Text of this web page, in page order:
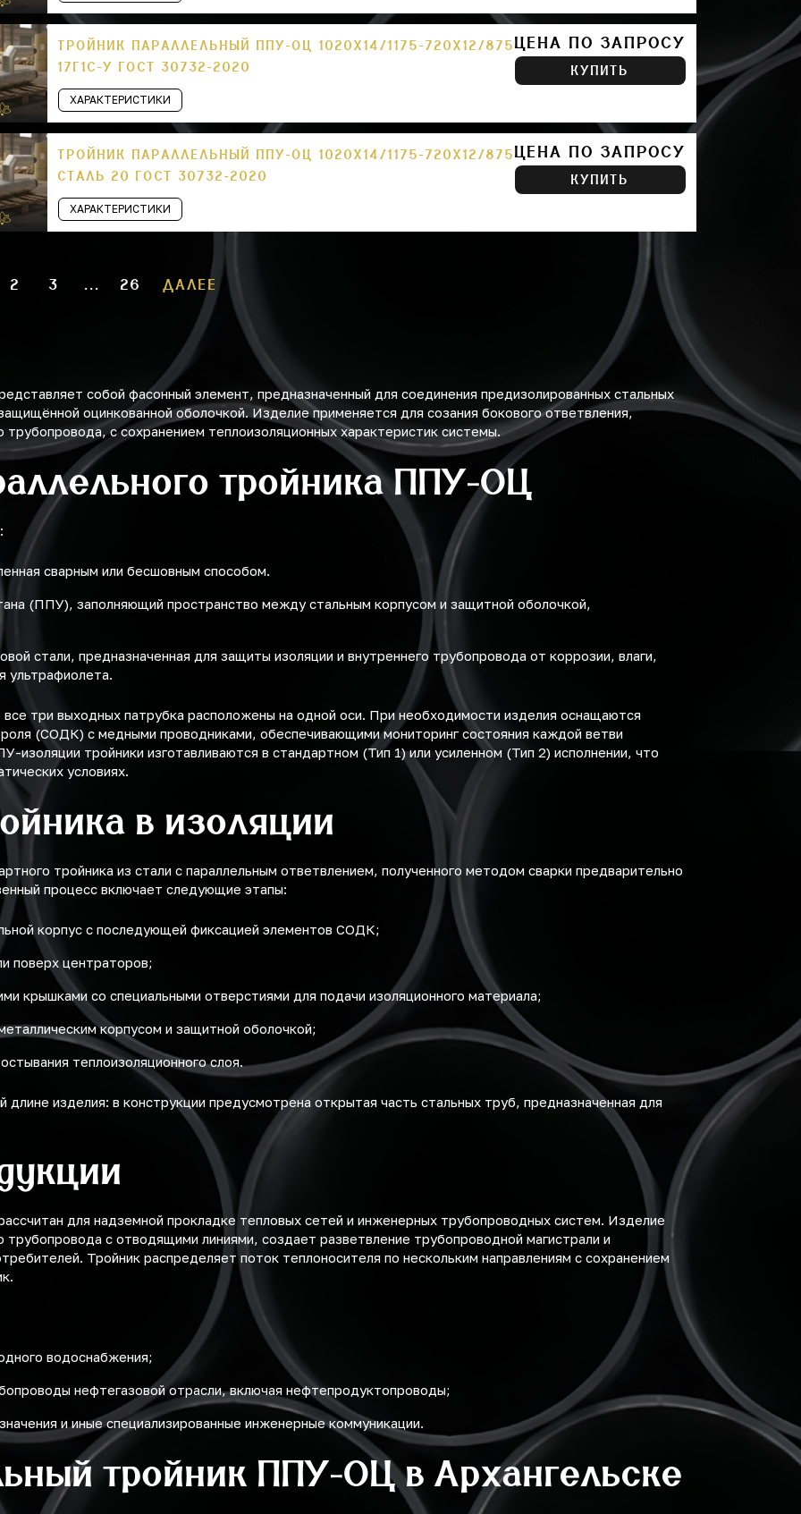
ТРОЙНИК ПАРАЛЛЕЛЬНЫЙ ППУ-ОЦ 1020Х14/1175-720Х12/875
17Г1С-У ГОСТ 30732-2020
ХАРАКТЕРИСТИКИ
ЦЕНА ПО ЗАПРОСУ
КУПИТЬ
ТРОЙНИК ПАРАЛЛЕЛЬНЫЙ ППУ-ОЦ 1020Х14/1175-720Х12/875
СТАЛЬ 20 ГОСТ 30732-2020
ХАРАКТЕРИСТИКИ
ЦЕНА ПО ЗАПРОСУ
КУПИТЬ
2 3 ... 26 ДАЛЕЕ
собой фасонный элемент, предназначенный для соединения предизолированных стальных
оцинкованной оболочкой. Изделие применяется для созания бокового ответвления,
трубопровода, с сохранением теплоизоляционных характеристик системы.
тройника ППУ-ОЦ
сварным или бесшовным способом.
(ППУ), заполняющий пространство между стальным корпусом и защитной оболочкой,
стали, предназначенная для защиты изоляции и внутреннего трубопровода от коррозии, влаги,
ультрафиолета.
три выходных патрубка расположены на одной оси. При необходимости изделия оснащаются
(СОДК) с медными проводниками, обеспечивающими мониторинг состояния каждой ветви
тройники изготавливаются в стандартном (Тип 1) или усиленном (Тип 2) исполнении, что
условиях.
в изоляции
тройника из стали с параллельным ответвлением, полученного методом сварки предварительно
процесс включает следующие этапы:
корпус с последующей фиксацией элементов СОДК;
поверх центраторов;
крышками со специальными отверстиями для подачи изоляционного материала;
корпусом и защитной оболочкой;
теплоизоляционного слоя.
длине изделия: в конструкции предусмотрена открытая часть стальных труб, предназначенная для
для надземной прокладке тепловых сетей и инженерных трубопроводных систем. Изделие
трубопровода с отводящими линиями, создает разветвление трубопроводной магистрали и
Тройник распределяет поток теплоносителя по нескольким направлениям с сохранением
водоснабжения;
нефтегазовой отрасли, включая нефтепродуктопроводы;
и иные специализированные инженерные коммуникации.
тройник ППУ-ОЦ в Архангельске